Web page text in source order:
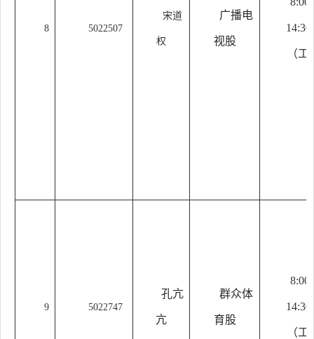
8 5022507
宋道
权
广播电
视股
（
9 5022747
孔亢
亢
群众体
育股
（